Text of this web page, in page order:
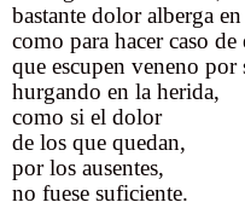
bastante dolor alberga
como para hacer caso de
que escupen veneno por
hurgando en la herida,
como si el dolor
de los que quedan,
por los ausentes,
no fuese suficiente.